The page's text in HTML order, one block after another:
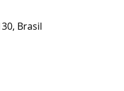
Brasil